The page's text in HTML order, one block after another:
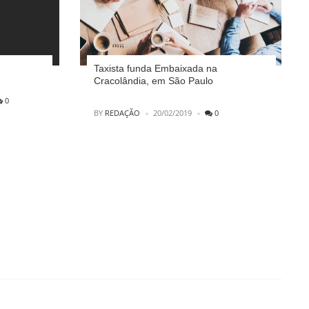
0
Taxista funda Embaixada na
Cracolândia, em São Paulo
POSTED
BY REDAÇÃO 20/02/2019 0